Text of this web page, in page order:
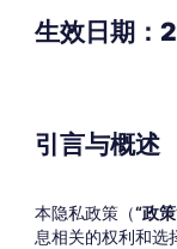
生效日期：
引言与概述
本隐私政策（“政
息相关的权利和选